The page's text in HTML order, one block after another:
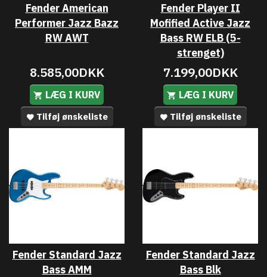
Fender American
Performer Jazz Bazz
RW AWT
8.585,00DKK
LÆG I KURV
Tilføj ønskeliste
Fender Player II
Mofified Active Jazz
Bass RW ELB (5-
strenget)
7.199,00DKK
LÆG I KURV
Tilføj ønskeliste
Fender Standard Jazz
Bass AMM
Fender Standard Jazz
Bass Blk